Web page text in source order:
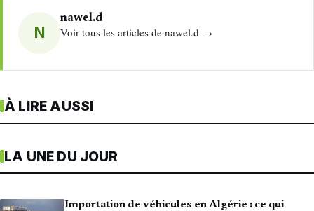
N
nawel.d
Voir tous les articles de nawel.d →
À LIRE AUSSI
LA UNE DU JOUR
Importation de véhicules en Algérie : ce qui